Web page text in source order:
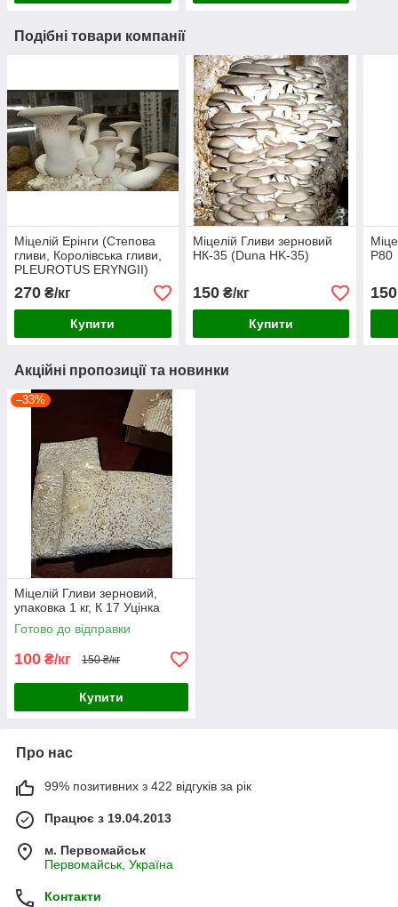
Подібні товари компанії
Міцелій Ерінги (Степова
гливи, Королівська гливи,
PLEUROTUS ERYNGII)
зерновий 1 кг
270 ₴/кг
Купити
Міцелій Гливи зерновий
НК-35 (Duna HK-35)
150₴/кг
Купити
P80
150
Акційні пропозиції та новинки
–33%
Міцелій Гливи зерновий,
упаковка 1 кг, К 17 Уцінка
Готово до відправки
100 ₴/кг 150 ₴/кг
Купити
Про нас
99% позитивних з 422 відгуків за рік
Працює з 19.04.2013
м. Первомайськ
Первомайськ, Україна
Контакти